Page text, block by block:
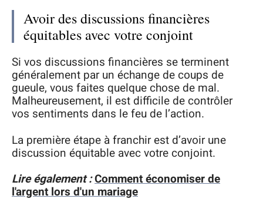
Avoir des discussions financières
équitables avec votre conjoint
Si vos discussions financières se terminent
généralement par un échange de coups de
gueule, vous faites quelque chose de mal.
Malheureusement, il est difficile de contrôler
vos sentiments dans le feu de l’action.
La première étape à franchir est d’avoir une
discussion équitable avec votre conjoint.
Lire également :Comment économiser de
l'argent lors d'un mariage